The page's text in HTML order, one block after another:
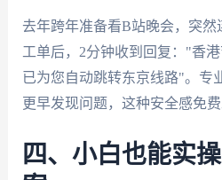
去年跨年准备看B站晚会，突
工单后，2分钟收到回复："香港
已为您自动跳转东京线路"。专
更早发现问题，这种安全感免费
四、小白也能实